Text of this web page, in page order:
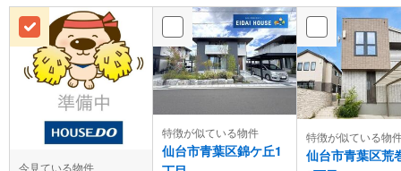
今見ている物件
特徴が似ている物件
仙台市青葉区錦ケ丘1
特徴が似ている物
仙台市青葉区荒